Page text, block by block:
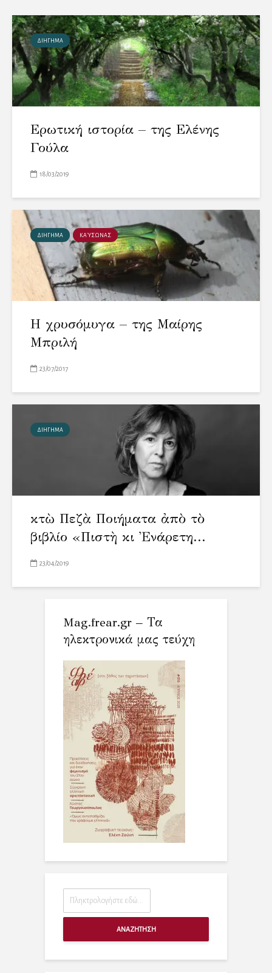
ΔΙΗΓΗΜΑ
Ερωτική ιστορία – της Ελένης
Γούλα
18/03/2019
ΔΙΗΓΗΜΑ ΚΑΎΣΩΝΑΣ
Η χρυσόμυγα – της Μαίρης
Μπριλή
23/07/2017
ΔΙΗΓΗΜΑ
Ὀκτὼ Πεζὰ Ποιήματα ἀπὸ τὸ
βιβλίο «Πιστὴ κι Ἐνάρετη...
23/04/2019
Mag.frear.gr – Τα
ηλεκτρονικά μας τεύχη
ΑΝΑΖΗΤΗΣΗ